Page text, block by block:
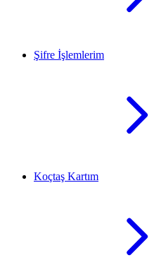
Şifre İşlemlerim
Koçtaş Kartım